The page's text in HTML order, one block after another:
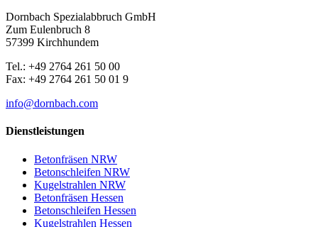
Dornbach Spezialabbruch GmbH
Zum Eulenbruch 8
57399 Kirchhundem
Tel.: +49 2764 261 50 00
Fax: +49 2764 261 50 01 9
info@dornbach.com
Dienstleistungen
Betonfräsen NRW
Betonschleifen NRW
Kugelstrahlen NRW
Betonfräsen Hessen
Betonschleifen Hessen
Kugelstrahlen Hessen